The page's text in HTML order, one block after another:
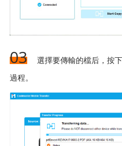
03 選擇要傳輸的檔后，按下
過程。